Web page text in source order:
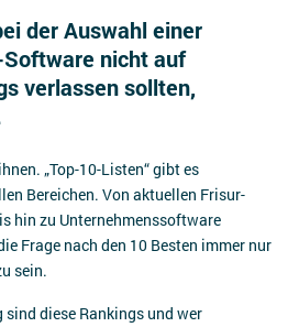
der Auswahl einer
nicht auf
verlassen sollten,
„Top-10-Listen“ gibt es
Bereichen. Von aktuellen Frisur-
hin zu Unternehmenssoftware
Frage nach den 10 Besten immer nur
sein.
diese Rankings und wer